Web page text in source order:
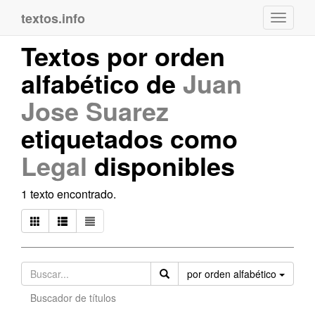
textos.info
Textos por orden
alfabético de Juan
Jose Suarez
etiquetados como
Legal disponibles
1 texto encontrado.
por orden alfabético
Buscador de títulos